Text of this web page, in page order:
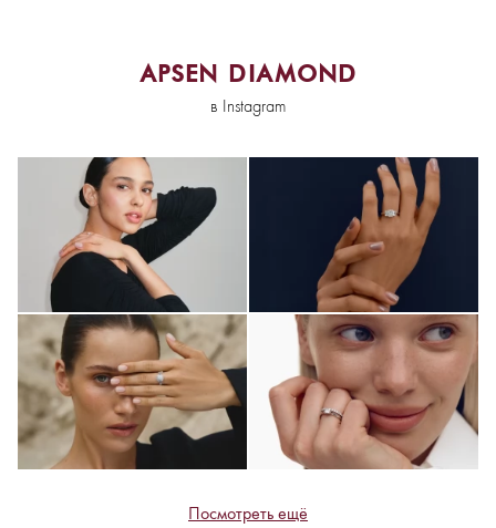
APSEN DIAMOND
в Instagram
Посмотреть ещё